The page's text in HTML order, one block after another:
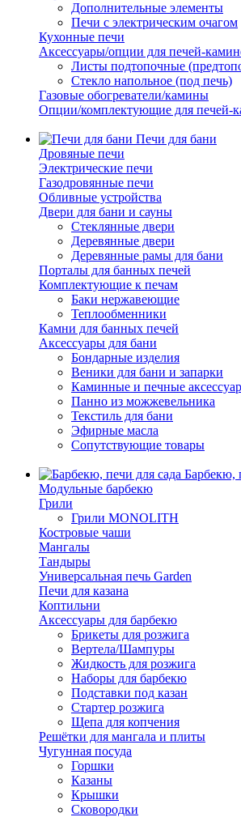
Дополнительные элементы
Печи с электрическим очагом
Кухонные печи
Аксессуары/опции для печей-
Листы подтопочные
Стекло напольное (под печь)
Газовые обогреватели/камины
Опции/комплектующие для печей-
Печи для бани
Дровяные печи
Электрические печи
Газодровянные печи
Обливные устройства
Двери для бани и сауны
Стеклянные двери
Деревянные двери
Деревянные рамы для бани
Порталы для банных печей
Комплектующие к печам
Баки нержавеющие
Теплообменники
Камни для банных печей
Аксессуары для бани
Бондарные изделия
Веники для бани и запарки
Каминные и печные
Панно из можжевельника
Текстиль для бани
Эфирные масла
Сопутствующие товары
Барбекю,
Модульные барбекю
Грили
Грили MONOLITH
Костровые чаши
Мангалы
Тандыры
Универсальная печь Garden
Печи для казана
Коптильни
Аксессуары для барбекю
Брикеты для розжига
Вертела/Шампуры
Жидкость для розжига
Наборы для барбекю
Подставки под казан
Стартер розжига
Щепа для копчения
Решётки для мангала и плиты
Чугунная посуда
Горшки
Казаны
Крышки
Сковородки